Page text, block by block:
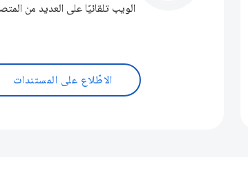
الويب تلقائيًا على العديد من
الاطّلاع على المستندات